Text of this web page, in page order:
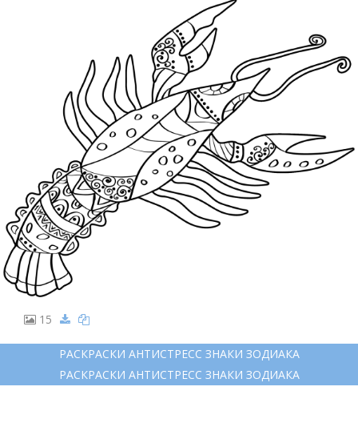
15
РАСКРАСКИ АНТИСТРЕСС ЗНАКИ ЗОДИАКА
РАСКРАСКИ АНТИСТРЕСС ЗНАКИ ЗОДИАКА